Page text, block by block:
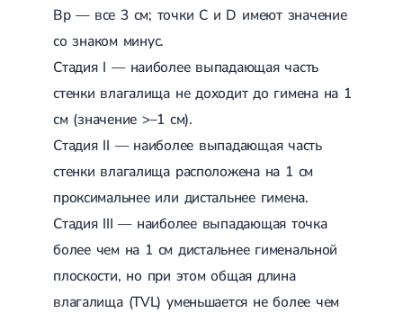
Вр — все 3 см; точки С и D имеют значение
со знаком минус.
Стадия I — наиболее выпадающая часть
стенки влагалища не доходит до гимена на 1
см (значение >–1 см).
Стадия II — наиболее выпадающая часть
стенки влагалища расположена на 1 см
проксимальнее или дистальнее гимена.
Стадия III — наиболее выпадающая точка
более чем на 1 см дистальнее гименальной
плоскости, но при этом общая длина
влагалища (TVL) уменьшается не более чем